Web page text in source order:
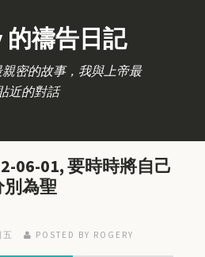
的禱告日記
密的故事，我與上帝最
近的對話
06-01, 要時時將自己
別為聖
POSTED BY ROGERY